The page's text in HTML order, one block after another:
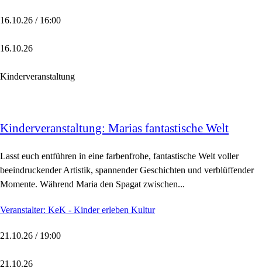
16.10.26 / 16:00
16.10.26
Kinderveranstaltung
Kinderveranstaltung: Marias fantastische Welt
Lasst euch entführen in eine farbenfrohe, fantastische Welt voller
beeindruckender Artistik, spannender Geschichten und verblüffender
Momente. Während Maria den Spagat zwischen...
Veranstalter: KeK - Kinder erleben Kultur
21.10.26 / 19:00
21.10.26